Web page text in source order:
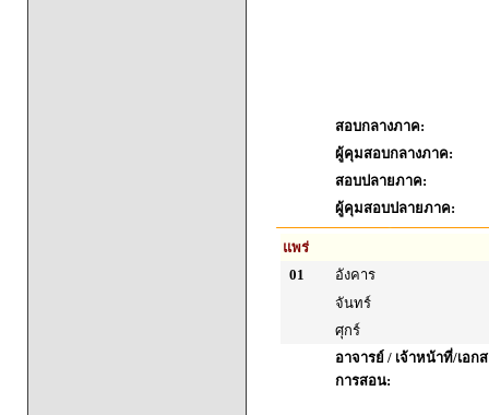
สอบกลางภาค:
ผู้คุมสอบกลางภาค:
สอบปลายภาค:
ผู้คุมสอบปลายภาค:
แพร่
01
อังคาร
จันทร์
ศุกร์
อาจารย์ / เจ้าหน้าที่/เอก
การสอน: